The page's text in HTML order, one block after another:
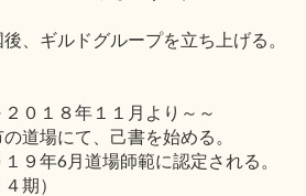
後、ギルドグループを立ち上げる。
２０１８年１１月より～～
道場にて、己書を始める。
１９年6月道場師範に認定される。
４期）